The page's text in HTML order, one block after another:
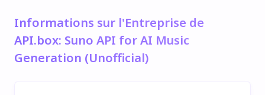
Informations sur l'Entreprise de
API.box: Suno API for AI Music
Generation (Unofficial)